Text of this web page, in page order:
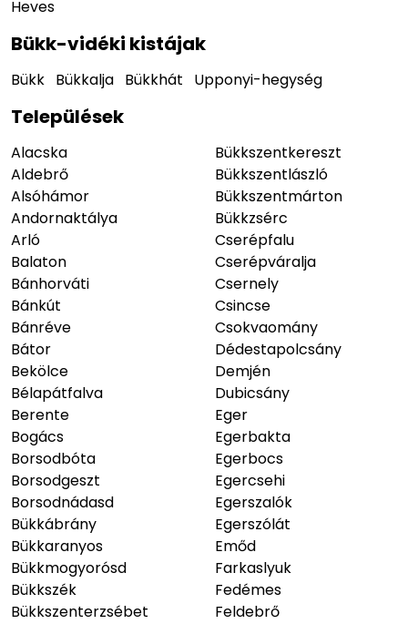
Heves
Bükk-vidéki kistájak
Bükk Bükkalja Bükkhát Upponyi-hegység
Települések
Alacska
Aldebrő
Alsóhámor
Andornaktálya
Arló
Balaton
Bánhorváti
Bánkút
Bánréve
Bátor
Bekölce
Bélapátfalva
Berente
Bogács
Borsodbóta
Borsodgeszt
Borsodnádasd
Bükkábrány
Bükkaranyos
Bükkmogyorósd
Bükkszék
Bükkszenterzsébet
Bükkszentkereszt
Bükkszentlászló
Bükkszentmárton
Bükkzsérc
Cserépfalu
Cserépváralja
Csernely
Csincse
Csokvaomány
Dédestapolcsány
Demjén
Dubicsány
Eger
Egerbakta
Egerbocs
Egercsehi
Egerszalók
Egerszólát
Emőd
Farkaslyuk
Fedémes
Feldebrő